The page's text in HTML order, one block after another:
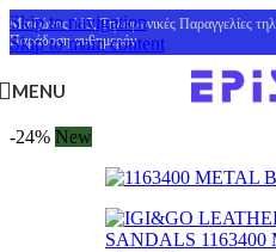
Skip to navigation
Skip to main content
Μαιζώνος 115, Τηλεφωνικές Παραγγελίες
Παράδοση αυθημερόν
MENU
-24% New